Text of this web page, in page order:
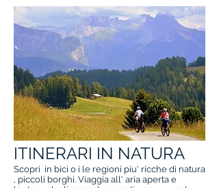
ITINERARI IN NATURA
Scopri in bici o i le regioni piu' ricche di natura
, piccoli borghi. Viaggia all' aria aperta e